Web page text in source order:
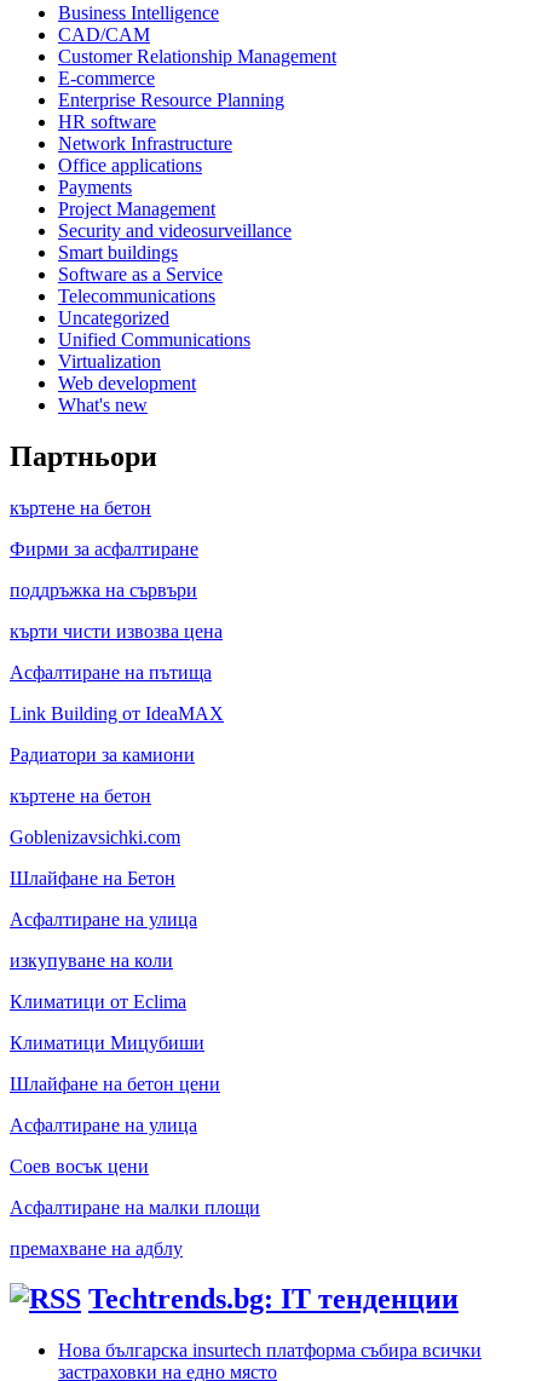
Business Intelligence
CAD/CAM
Customer Relationship Management
E-commerce
Enterprise Resource Planning
HR software
Network Infrastructure
Office applications
Payments
Project Management
Security and videosurveillance
Smart buildings
Software as a Service
Telecommunications
Uncategorized
Unified Communications
Virtualization
Web development
What's new
Партньори
къртене на бетон
Фирми за асфалтиране
поддръжка на сървъри
кърти чисти извозва цена
Асфалтиране на пътища
Link Building от IdeaMAX
Радиатори за камиони
къртене на бетон
Goblenizavsichki.com
Шлайфане на Бетон
Асфалтиране на улица
изкупуване на коли
Климатици от Eclima
Климатици Мицубиши
Шлайфане на бетон цени
Асфалтиране на улица
Соев восък цени
Асфалтиране на малки площи
премахване на адблу
Techtrends.bg: IT тенденции
Нова българска insurtech платформа събира всички
застраховки на едно място